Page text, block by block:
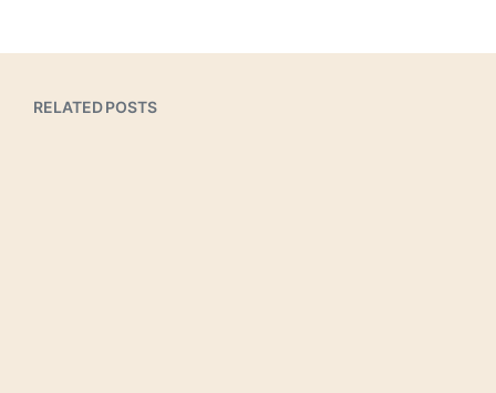
RELATED POSTS